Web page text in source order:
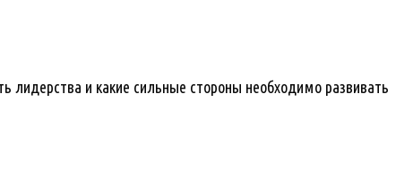
и какие сильные стороны необходимо развивать